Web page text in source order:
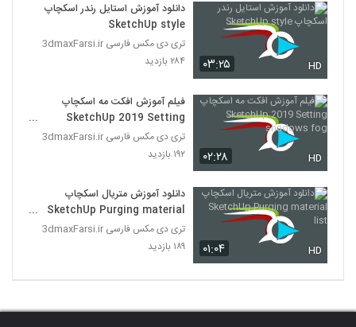
۰۳:۲۵ HD
دانلود آموزش استایل رندر اسکچاپ
SketchUp style
تری دی مکس فارسی 3dmaxFarsi.ir
۲۸۴ بازدید
۰۲:۲۸ HD
فیلم آموزش افکت مه اسکچاپ
SketchUp 2019 Setting
shadows fog
تری دی مکس فارسی 3dmaxFarsi.ir
۱۹۲ بازدید
۰۱:۰۴ HD
دانلود آموزش متریال اسکچاپ
SketchUp Purging material
list
تری دی مکس فارسی 3dmaxFarsi.ir
۱۸۹ بازدید